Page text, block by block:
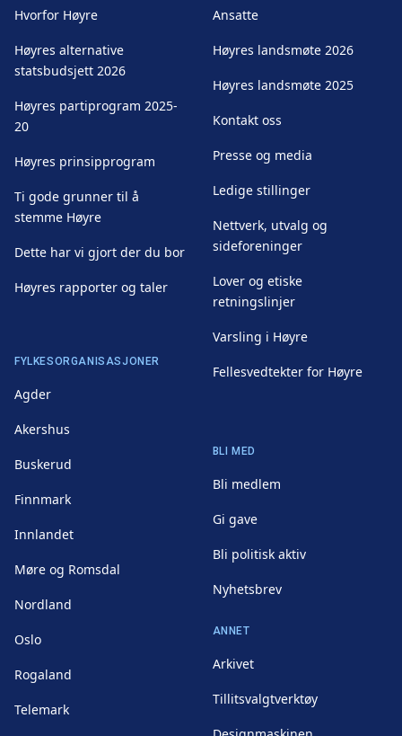
Hvorfor Høyre
Høyres alternative
statsbudsjett 2026
Høyres partiprogram 2025-
20
Høyres prinsipprogram
Ti gode grunner til å
stemme Høyre
Dette har vi gjort der du bor
Høyres rapporter og taler
Ansatte
Høyres landsmøte 2026
Høyres landsmøte 2025
Kontakt oss
Presse og media
Ledige stillinger
Nettverk, utvalg og
sideforeninger
Lover og etiske
retningslinjer
Varsling i Høyre
Fellesvedtekter for Høyre
FYLKESORGANISASJONER
Agder
Akershus
Buskerud
Finnmark
Innlandet
Møre og Romsdal
Nordland
Oslo
Rogaland
Telemark
BLI MED
Bli medlem
Gi gave
Bli politisk aktiv
Nyhetsbrev
ANNET
Arkivet
Tillitsvalgtverktøy